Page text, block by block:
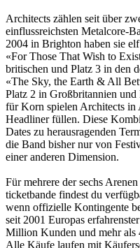
Architects zählen seit über
einflussreichsten Metalcore-
2004 in Brighton haben sie
«For Those That Wish to
britischen und Platz 3 in den
«The Sky, the Earth & All
Platz 2 in Großbritannien
für Korn spielen Architects in
Headliner füllen. Diese
Dates zu herausragenden
die Band bisher nur von
einer anderen Dimension.
Für mehrere der sechs
ticketbande findest du
wenn offizielle Kontingente
seit 2001 Europas
Million Kunden und mehr als
Alle Käufe laufen mit